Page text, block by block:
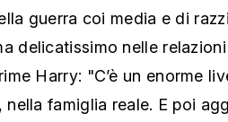
guerra coi media e di
delicatissimo nelle
Harry: "C’è un enorme
nella famiglia reale. E poi